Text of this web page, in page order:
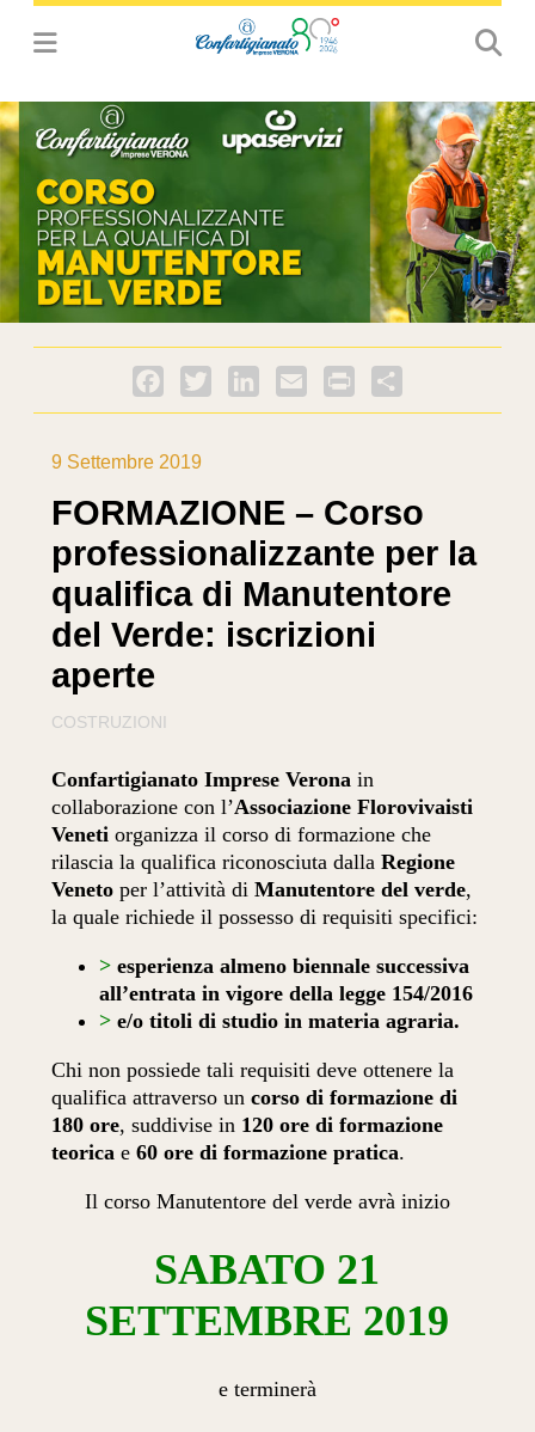
Facebook
Twitter LinkedInEmail PrintFriendly
9 Settembre 2019
FORMAZIONE – Corso
professionalizzante per la
qualifica di Manutentore
del Verde: iscrizioni
aperte
COSTRUZIONI
Confartigianato Imprese Verona in
collaborazione con l’Associazione Florovivaisti
Veneti organizza ilcorso di formazione che
rilascia laqualifica riconosciuta dallaRegione
Veneto per l’attività diManutentore del verde,
la quale richiede il possesso di requisiti specifici:
> esperienza almeno biennale successiva
all’entrata in vigore della legge 154/2016
> e/o titoli di studio in materia agraria.
Chi non possiede tali requisiti deve ottenere la
qualifica attraverso uncorso di formazionedi
180 ore, suddivise in 120 ore di formazione
teorica e60 ore di formazionepratica.
Il corso Manutentore del verde avrà inizio
SABATO 21
SETTEMBRE 2019
e terminerà